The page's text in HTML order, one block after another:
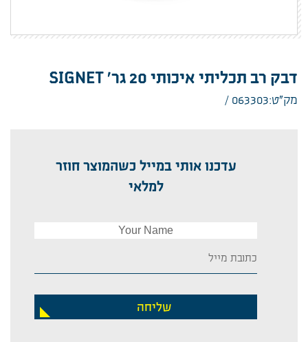
דבק רב תכליתי איכותי 20 גר' SIGNET
מק”ט:063303
עדכנו אותי במייל כשהמוצר חוזר
למלאי
שליחה